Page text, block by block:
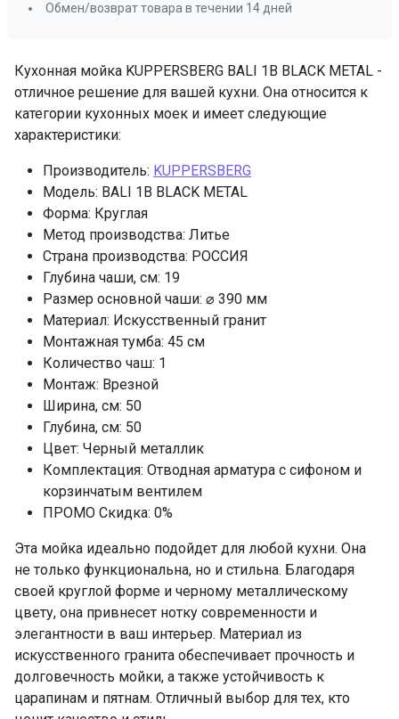
Кухонная мойка KUPPERSBERG BALI 1B BLACK METAL -
отличное решение для вашей кухни. Она относится к
категории кухонных моек и имеет следующие
характеристики:
Производитель: KUPPERSBERG
Модель: BALI 1B BLACK METAL
Форма: Круглая
Метод производства: Литье
Страна производства: РОССИЯ
Глубина чаши, см: 19
Размер основной чаши: ⌀ 390 мм
Материал: Искусственный гранит
Монтажная тумба: 45 см
Количество чаш: 1
Монтаж: Врезной
Ширина, см: 50
Глубина, см: 50
Цвет: Черный металлик
Комплектация: Отводная арматура с сифоном и
корзинчатым вентилем
ПРОМО Скидка: 0%
Эта мойка идеально подойдет для любой кухни. Она
не только функциональна, но и стильна. Благодаря
своей круглой форме и черному металлическому
цвету, она привнесет нотку современности и
элегантности в ваш интерьер. Материал из
искусственного гранита обеспечивает прочность и
долговечность мойки, а также устойчивость к
царапинам и пятнам. Отличный выбор для тех, кто
Обмен/возврат товара в течении 14 дней